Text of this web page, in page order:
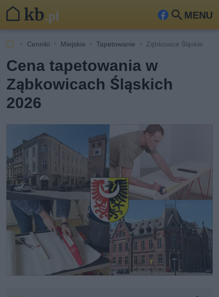
MENU
Fa
ook
Szu
kaj
Cenniki Miejskie Tapetowanie Ząbkowice Śląskie
Cena tapetowania w
Ząbkowicach Śląskich
2026